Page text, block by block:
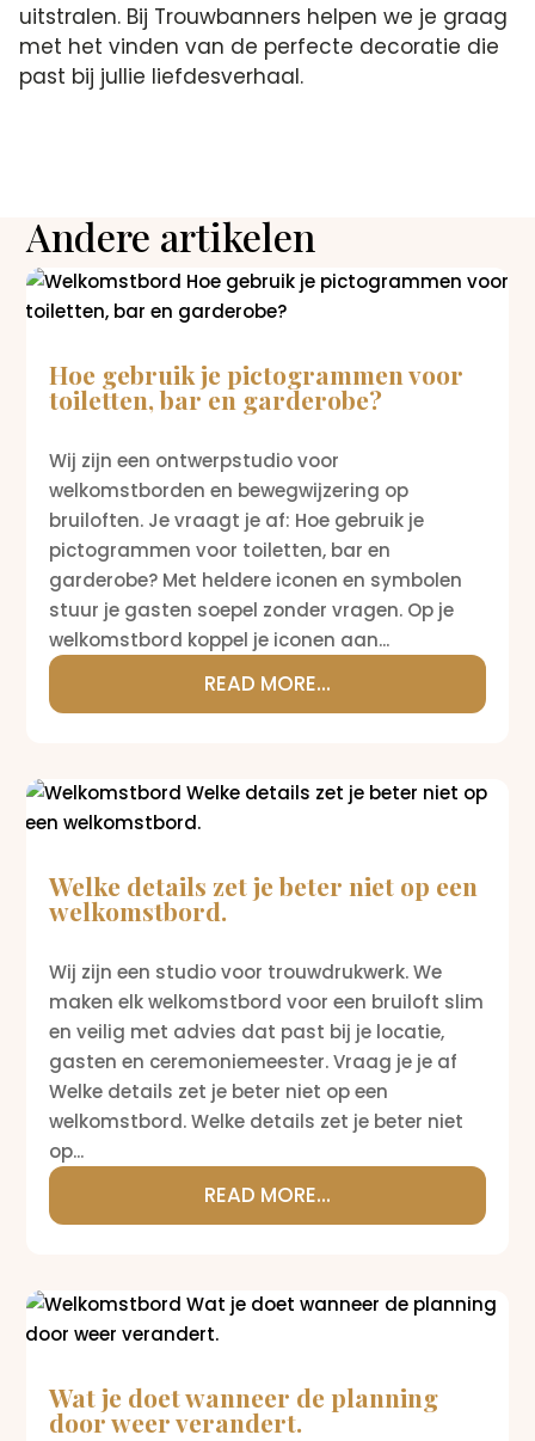
uitstralen. Bij Trouwbanners helpen we je graag
met het vinden van de perfecte decoratie die
past bij jullie liefdesverhaal.
Andere artikelen
Hoe gebruik je pictogrammen voor
toiletten, bar en garderobe?
Wij zijn een ontwerpstudio voor
welkomstborden en bewegwijzering op
bruiloften. Je vraagt je af: Hoe gebruik je
pictogrammen voor toiletten, bar en
garderobe? Met heldere iconen en symbolen
stuur je gasten soepel zonder vragen. Op je
welkomstbord koppel je iconen aan...
READ MORE...
Welke details zet je beter niet op een
welkomstbord.
Wij zijn een studio voor trouwdrukwerk. We
maken elk welkomstbord voor een bruiloft slim
en veilig met advies dat past bij je locatie,
gasten en ceremoniemeester. Vraag je je af
Welke details zet je beter niet op een
welkomstbord. Welke details zet je beter niet
op...
READ MORE...
Wat je doet wanneer de planning
door weer verandert.